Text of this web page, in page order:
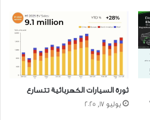
ثورة السيارات الكهربائية تتسارع
يوليو 17, 2025